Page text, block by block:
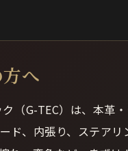
へ
（G-TEC）は、本革
ド、内張り、ステア